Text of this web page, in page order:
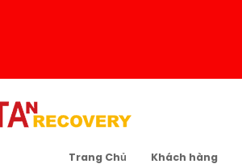
Trang Chủ Khách hàng